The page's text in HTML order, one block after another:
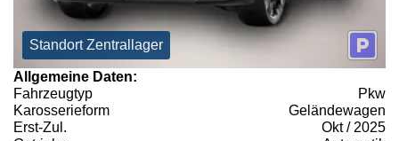
Standort Zentrallager
Allgemeine Daten:
Fahrzeugtyp
Pkw
Karosserieform
Geländewagen
Erst-Zul.
Okt / 2025